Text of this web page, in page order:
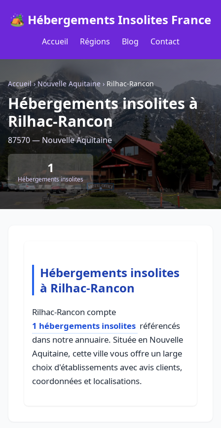
🏕️ Hébergements Insolites France
Accueil Régions Blog Contact
Accueil›Nouvelle Aquitaine › Rilhac-Rancon
Hébergements insolites à
Rilhac-Rancon
87570 — Nouvelle Aquitaine
1
Hébergements insolites
Hébergements insolites
à Rilhac-Rancon
Rilhac-Rancon compte
1 hébergements insolites référencés
dans notre annuaire. Située en Nouvelle
Aquitaine, cette ville vous offre un large
choix d'établissements avec avis clients,
coordonnées et localisations.